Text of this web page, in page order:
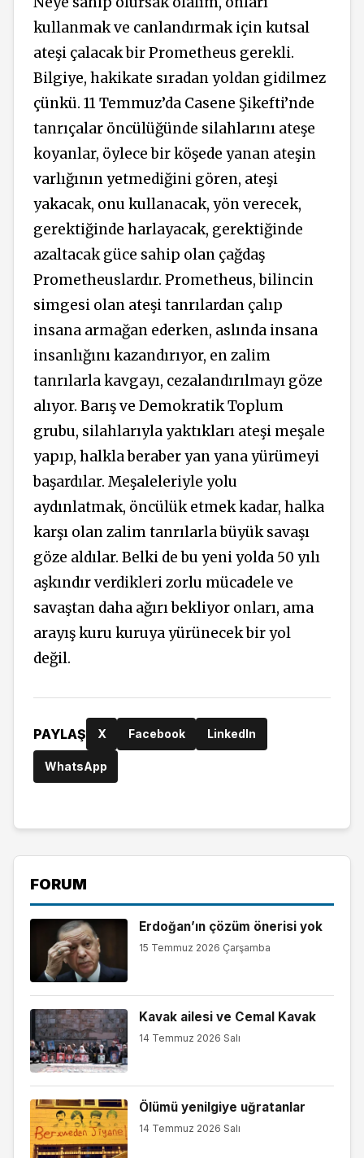
kullanmak ve canlandırmak için kutsal
ateşi çalacak bir Prometheus gerekli.
Bilgiye, hakikate sıradan yoldan gidilmez
çünkü. 11 Temmuz’da Casene Şikefti’nde
tanrıçalar öncülüğünde silahlarını ateşe
koyanlar, öylece bir köşede yanan ateşin
varlığının yetmediğini gören, ateşi
yakacak, onu kullanacak, yön verecek,
gerektiğinde harlayacak, gerektiğinde
azaltacak güce sahip olan çağdaş
Prometheuslardır. Prometheus, bilincin
simgesi olan ateşi tanrılardan çalıp
insana armağan ederken, aslında insana
insanlığını kazandırıyor, en zalim
tanrılarla kavgayı, cezalandırılmayı göze
alıyor. Barış ve Demokratik Toplum
grubu, silahlarıyla yaktıkları ateşi meşale
yapıp, halkla beraber yan yana yürümeyi
başardılar. Meşaleleriyle yolu
aydınlatmak, öncülük etmek kadar, halka
karşı olan zalim tanrılarla büyük savaşı
göze aldılar. Belki de bu yeni yolda 50 yılı
aşkındır verdikleri zorlu mücadele ve
savaştan daha ağırı bekliyor onları, ama
arayış kuru kuruya yürünecek bir yol
değil.
PAYLAŞ X Facebook LinkedIn
WhatsApp
FORUM
Erdoğan’ın çözüm önerisi yok
15 Temmuz 2026 Çarşamba
Kavak ailesi ve Cemal Kavak
14 Temmuz 2026 Salı
Ölümü yenilgiye uğratanlar
14 Temmuz 2026 Salı